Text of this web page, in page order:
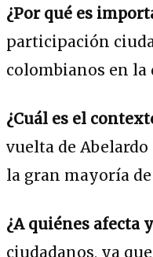
¿Por qué es
participación
colombianos en
¿Cuál es el
vuelta de
la gran mayoría
¿A quiénes afecta
ciudadanos, ya